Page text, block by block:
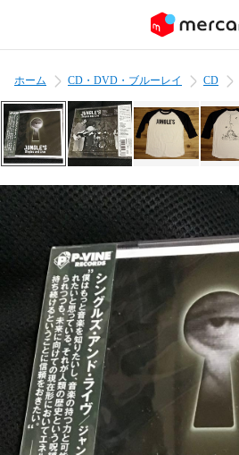
ホーム CD・DVD・ブルーレイ CD